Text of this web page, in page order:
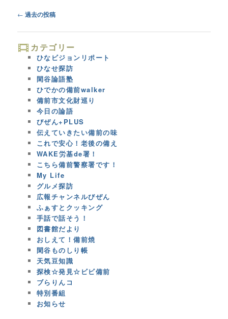
Post
← 過去の投稿
カテゴリー
ひなビジョンリポート
ひなせ探訪
閑谷論語塾
ひでかの備前walker
備前市文化財巡り
今日の論語
びぜん+PLUS
伝えていきたい備前の味
これで安心！老後の備え
WAKE労基de署！
こちら備前警察署です！
My Life
グルメ探訪
広報チャンネルびぜん
ふぁすとクッキング
手話で話そう！
図書館だより
おしえて！備前焼
閑谷ものしり帳
天気豆知識
探検☆発見☆ビビ備前
ブらりんコ
特別番組
お知らせ